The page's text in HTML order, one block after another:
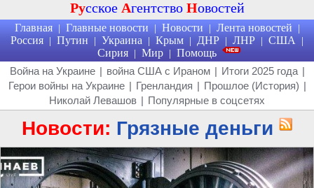
Русское Агентство Новостей
Главная | Главные новости | Новости | Лента новостей |
Россия | Путин | Украина | Крым | ДНР | ЛНР | США |
Сирия | Мир | Помощь
Война на Украине | война США с Ираном | Итоги 2025 года |
Герои войны на Украине | Гренландия | Прошлое (История) |
Николай Левашов | Популярные в соцсетях
Новости: Грязные деньги